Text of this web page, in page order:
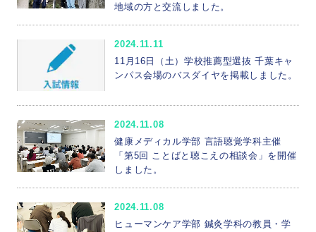
地域の方と交流しました。
2024.11.11
11月16日（土）学校推薦型選抜 千葉キャ
ンパス会場のバスダイヤを掲載しました。
2024.11.08
健康メディカル学部 ⾔語聴覚学科主催
「第5回 ことばと聴こえの相談会」を開催
しました。
2024.11.08
ヒューマンケア学部 鍼灸学科の教員・学